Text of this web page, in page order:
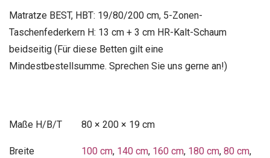
Matratze BEST, HBT: 19/80/200 cm, 5-Zonen-
Taschenfederkern H: 13 cm + 3 cm HR-Kalt-Schaum
beidseitig (Für diese Betten gilt eine
Mindestbestellsumme. Sprechen Sie uns gerne an!)
Maße 80 × 200 × 19 cm
Breite 100 cm, 140 cm, 160 cm, 180 cm, 80 cm,